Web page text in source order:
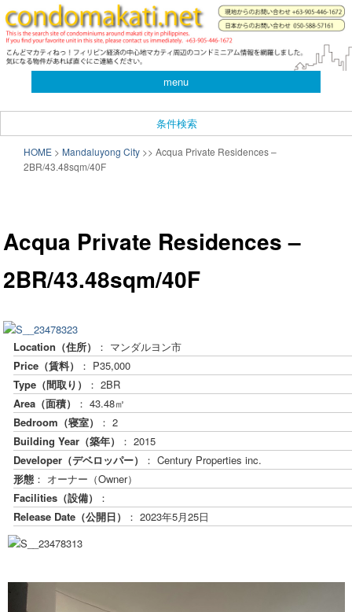
CONDO SEARCH in MAKATI.
フィリピン不動産検索サイト
「こんどマカティね！」
you can search almost condominiums around makati city. フィリピン経済の
中心地マカティ周辺の不動産投資情報です。
menu
条件検索
メインコンテンツへ移動
サブコンテンツへ移動
HOME > Mandaluyong City >> Acqua Private Residences –
2BR/43.48sqm/40F
Acqua Private Residences –
2BR/43.48sqm/40F
Location（住所）
： マンダルヨン市
Price（賃料）
： P35,000
Type（間取り）
： 2BR
Area（面積）
： 43.48㎡
Bedroom（寝室）
： 2
Building Year（築年）
： 2015
Developer（デベロッパー）
： Century Properties inc.
形態 ： オーナー（Owner）
Facilities（設備）
：
Release Date（公開日）
：2023年5月25日